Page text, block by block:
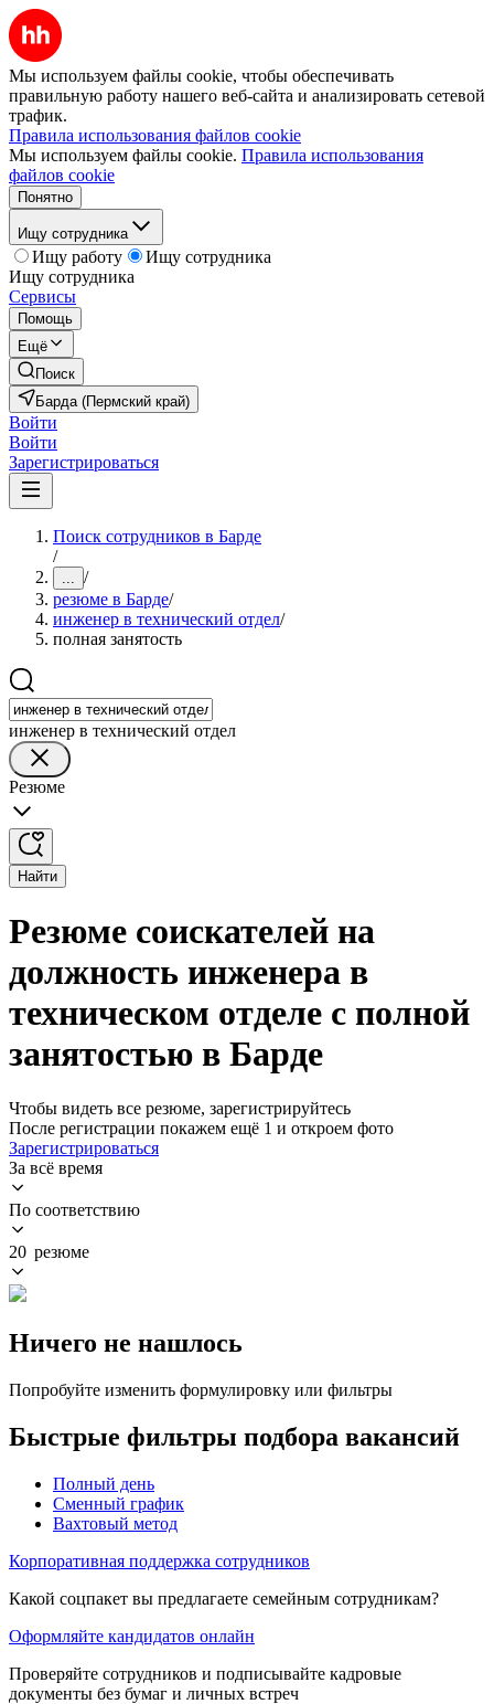
Мы используем файлы cookie, чтобы обеспечивать
правильную работу нашего веб-сайта и анализировать сетевой
трафик.
Правила использования файлов cookie
Мы используем файлы cookie. Правила использования
файлов cookie
Понятно
Ищу сотрудника
Ищу работу
Ищу сотрудника
Ищу сотрудника
Сервисы
Помощь
Ещё
Поиск
Барда (Пермский край)
Войти
Войти
Зарегистрироваться
Поиск сотрудников в Барде
/
... /
резюме в Барде/
инженер в технический отдел/
полная занятость
инженер в технический отдел
Резюме
Найти
Резюме соискателей на
должность инженера в
техническом отделе с полной
занятостью в Барде
Чтобы видеть все резюме, зарегистрируйтесь
После регистрации покажем ещё 1 и откроем фото
Зарегистрироваться
За всё время
По соответствию
20 резюме
Ничего не нашлось
Попробуйте изменить формулировку или фильтры
Быстрые фильтры подбора вакансий
Полный день
Сменный график
Вахтовый метод
Корпоративная поддержка сотрудников
Какой соцпакет вы предлагаете семейным сотрудникам?
Оформляйте кандидатов онлайн
Проверяйте сотрудников и подписывайте кадровые
документы без бумаг и личных встреч